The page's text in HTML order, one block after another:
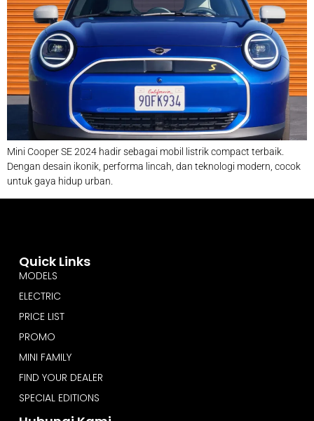
Mini Cooper SE 2024 hadir sebagai mobil listrik compact terbaik.
Dengan desain ikonik, performa lincah, dan teknologi modern, cocok
untuk gaya hidup urban.
Quick Links
MODELS
ELECTRIC
PRICE LIST
PROMO
MINI FAMILY
FIND YOUR DEALER
SPECIAL EDITIONS